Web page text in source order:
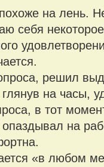
на лень.
себя
решил
на часы,
в тот
на
«в любом